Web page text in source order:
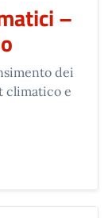
–
dei
climatico e
–